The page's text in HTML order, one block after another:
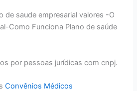
de saude empresarial valores -O
Como Funciona Plano de saúde
por pessoas jurídicas com cnpj.
Convênios Médicos